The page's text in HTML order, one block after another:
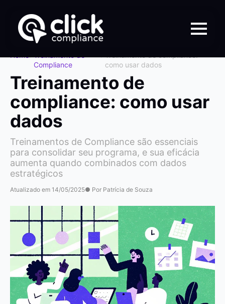
Compliance
como usar dados
Treinamento de
compliance: como usar
dados
Treinamentos de Compliance são essenciais
para consolidar seu programa, e sua eficácia
aumenta quando combinados com dados
estratégicos
Atualizado em 14/05/2025● Por Patrícia de Souza